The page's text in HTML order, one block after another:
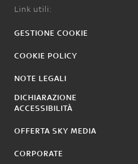
Link utili:
GESTIONE COOKIE
COOKIE POLICY
NOTE LEGALI
DICHIARAZIONE
ACCESSIBILITÀ
OFFERTA SKY MEDIA
CORPORATE